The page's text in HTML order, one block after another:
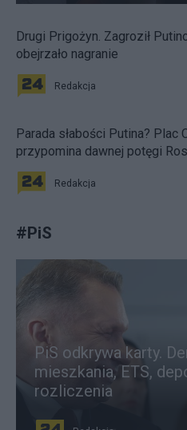
Drugi Prigożyn. Zagroził
obejrzało nagranie
Redakcja
Parada słabości Putina? Plac
przypomina dawnej potęgi
Redakcja
#PiS
PiS odkrywa karty.
mieszkania, ETS,
rozliczenia